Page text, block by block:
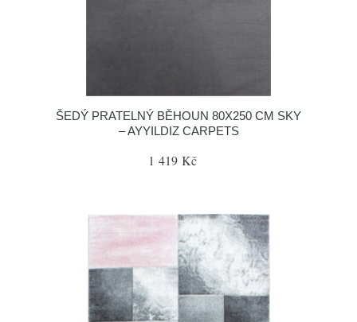
ŠEDÝ PRATELNÝ BĚHOUN 80X250 CM SKY
– AYYILDIZ CARPETS
1 419 Kč